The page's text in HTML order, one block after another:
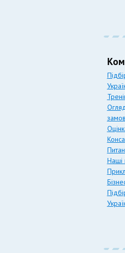
Наші